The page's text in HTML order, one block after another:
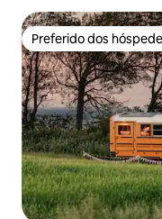
Preferido dos
Preferido dos